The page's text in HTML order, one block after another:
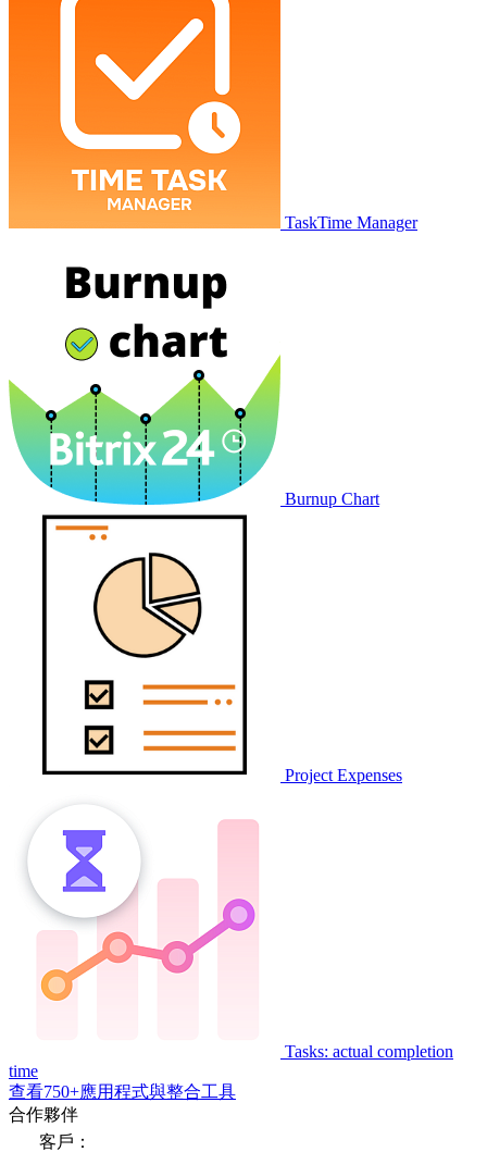
TaskTime Manager
Burnup Chart
Project Expenses
Tasks: actual completion
time
查看750+應用程式與整合工具
合作夥伴
客戶：